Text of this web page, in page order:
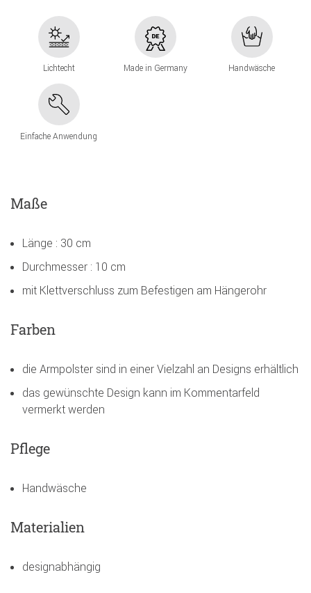
Lichtecht Made in Germany Handwäsche
Einfache Anwendung
Maße
Länge : 30 cm
Durchmesser : 10 cm
mit Klettverschluss zum Befestigen am Hängerohr
Farben
die Armpolster sind in einer Vielzahl an Designs erhältlich
das gewünschte Design kann im Kommentarfeld
vermerkt werden
Pflege
Handwäsche
Materialien
designabhängig